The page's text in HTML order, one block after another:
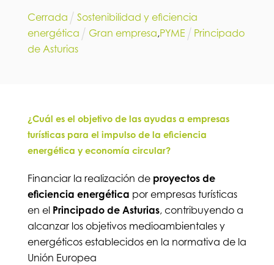
Cerrada
Sostenibilidad y eficiencia
energética
Gran empresa,PYME
Principado
de Asturias
¿Cuál es el objetivo de las ayudas a empresas
turísticas para el impulso de la eficiencia
energética y economía circular?
Financiar la realización de proyectos de
eficiencia energética por empresas turísticas
en el Principado de Asturias, contribuyendo a
alcanzar los objetivos medioambientales y
energéticos establecidos en la normativa de la
Unión Europea